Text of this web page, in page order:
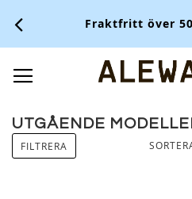
Fraktfritt över
UTGÅENDE
FILTRERA